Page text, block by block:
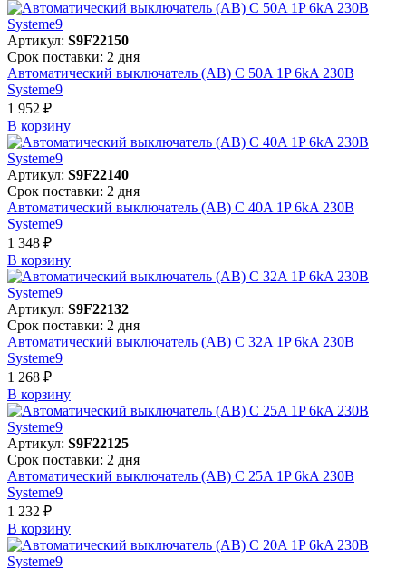
Артикул: S9F22150
Срок поставки: 2 дня
Автоматический выключатель (АВ) C 50A 1P 6kA 230В
Systeme9
1 952 ₽
В корзинy
Артикул: S9F22140
Срок поставки: 2 дня
Автоматический выключатель (АВ) C 40A 1P 6kA 230В
Systeme9
1 348 ₽
В корзинy
Артикул: S9F22132
Срок поставки: 2 дня
Автоматический выключатель (АВ) C 32A 1P 6kA 230В
Systeme9
1 268 ₽
В корзинy
Артикул: S9F22125
Срок поставки: 2 дня
Автоматический выключатель (АВ) C 25A 1P 6kA 230В
Systeme9
1 232 ₽
В корзинy